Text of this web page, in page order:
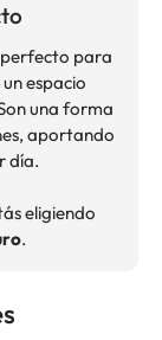
perfecto para
espacio
una forma
aportando
día.
eligiendo
.